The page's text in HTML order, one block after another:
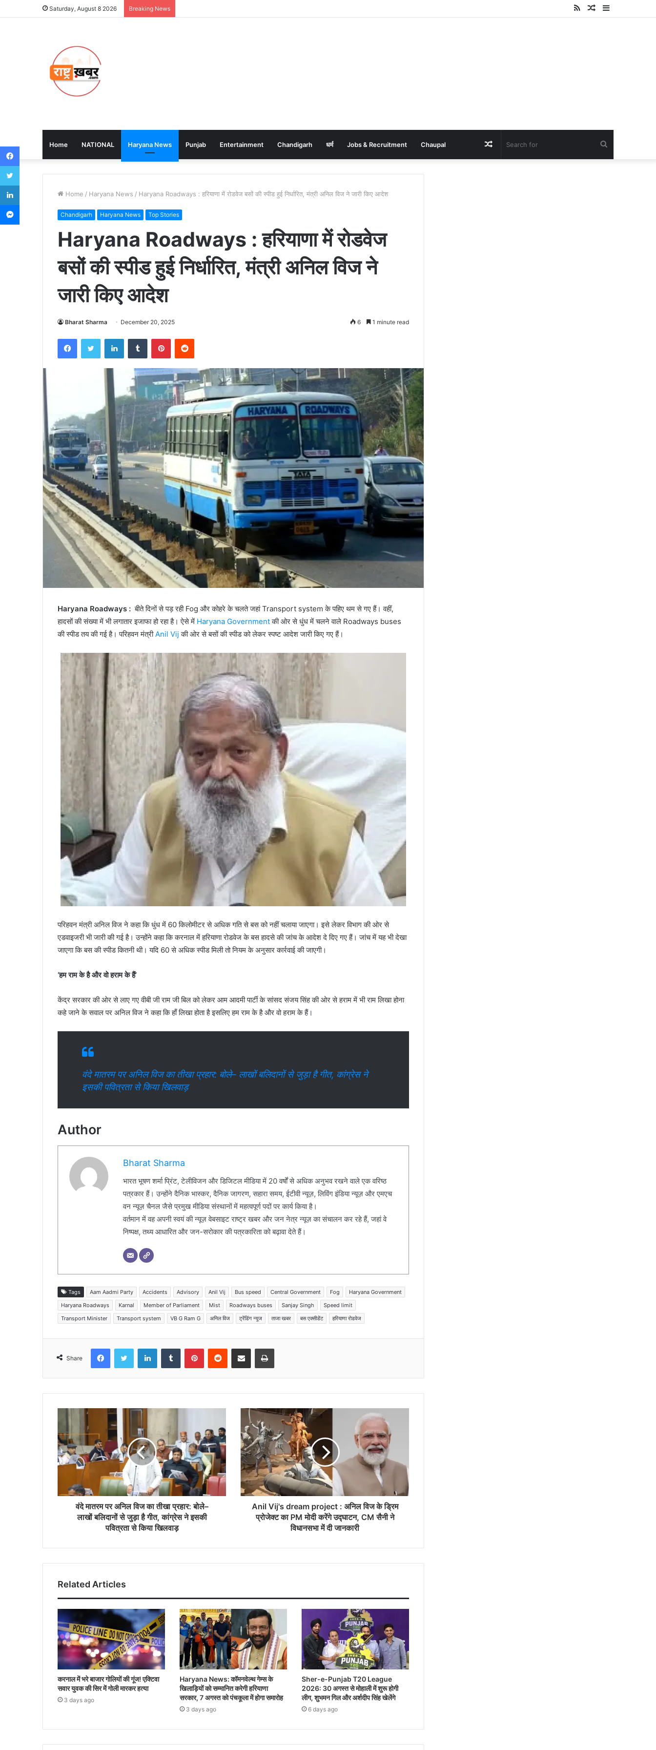
Saturday, August 8 2026 Breaking News
Random
RSS
Home NATIONAL Haryana News Punjab Entertainment Chandigarh धर्म Jobs & Recruitment Chaupal Random
Home / Haryana News / Haryana Roadways : हरियाणा में रोडवेज बसों की स्पीड हुई निर्धारित, मंत्री अनिल विज ने जारी किए आदेश
Chandigarh Haryana News Top Stories
Haryana Roadways : हरियाणा में रोडवेज
बसों की स्पीड हुई निर्धारित, मंत्री अनिल विज ने
जारी किए आदेश
Bharat Sharma December 20, 2025 6 1 minute read
Haryana Roadways : बीते दिनों से पड़ रही Fog और कोहरे के चलते जहां Transport system के पहिए थम से गए हैं। वहीं,
हादसों की संख्या में भी लगातार इजाफा हो रहा है। ऐसे में Haryana Governmentकी ओर से धुंध में चलने वाले Roadways buses
की स्पीड तय की गई है। परिहवन मंत्रीAnil Vij की ओर से बसों की स्पीड को लेकर स्पष्ट आदेश जारी किए गए हैं।
परिहवन मंत्री अनिल विज ने कहा कि धुंध में 60 किलोमीटर से अधिक गति से बस को नहीं चलाया जाएगा। इसे लेकर विभाग की ओर से
एडवाइजरी भी जारी की गई है। उन्होंने कहा कि करनाल में हरियाणा रोडवेज के बस हादसे की जांच के आदेश दे दिए गए हैं। जांच में यह भी देखा
जाएगा कि बस की स्पीड कितनी थी। यदि 60 से अधिक स्पीड मिली तो नियम के अनुसार कार्रवाई की जाएगी।
‘हम राम के है और वो हराम के हैं’
केंद्र सरकार की ओर से लाए गए वीबी जी राम जी बिल को लेकर आम आदमी पार्टी के सांसद संजय सिंह की ओर से हराम में भी राम लिखा होना
कहे जाने के सवाल पर अनिल विज ने कहा कि हाँ लिखा होता है इसलिए हम राम के है और वो हराम के हैं।
वंदे मातरम पर अनिल विज का तीखा प्रहार: बोले– लाखों बलिदानों से जुड़ा है गीत, कांग्रेस ने
इसकी पवित्रता से किया खिलवाड़
Author
Bharat Sharma
भारत भूषण शर्मा प्रिंट, टेलीविजन और डिजिटल मीडिया में 20 वर्षों से अधिक अनुभव रखने वाले एक वरिष्ठ
पत्रकार हैं। उन्होंने दैनिक भास्कर, दैनिक जागरण, सहारा समय, ईटीवी न्यूज़, लिविंग इंडिया न्यूज़ और एमएच
वन न्यूज़ चैनल जैसे प्रमुख मीडिया संस्थानों में महत्वपूर्ण पदों पर कार्य किया है।
वर्तमान में वह अपनी स्वयं की न्यूज़ वेबसाइट राष्ट्र खबर और जन नेत्र न्यूज़ का संचालन कर रहे हैं, जहां वे
निष्पक्ष, तथ्य आधारित और जन-सरोकार की पत्रकारिता को बढ़ावा देते हैं।
Tags Aam Aadmi Party Accidents Advisory Anil Vij Bus speed Central Government Fog
Haryana Government
Haryana Roadways
Karnal Member of Parliament Mist Roadways buses Sanjay Singh
Speed limit
Transport Minister
Transport system VB G Ram G अनिल विज ट्रेंडिंग न्यूज ताजा खबर बस एक्सीडेंट हरियाणा रोडवेज
Share
वंदे मातरम पर अनिल विज का तीखा प्रहार: बोले–
लाखों बलिदानों से जुड़ा है गीत, कांग्रेस ने इसकी
पवित्रता से किया खिलवाड़
Anil Vij's dream project : अनिल विज के ड्रिम
प्रोजेक्ट का PM मोदी करेंगे उद्घाटन, CM सैनी ने
विधानसभा में दी जानकारी
Related Articles
करनाल में भरे बाजार गोलियों की गूंज! एक्टिवा
सवार युवक की सिर में गोली मारकर हत्या
3 days ago
Haryana News: कॉमनवेल्थ गेम्स के
खिलाड़ियों को सम्मानित करेगी हरियाणा
सरकार, 7 अगस्त को पंचकूला में होगा समारोह
3 days ago
Sher-e-Punjab T20 League
2026: 30 अगस्त से मोहाली में शुरू होगी
लीग, शुभमन गिल और अर्शदीप सिंह खेलेंगे
6 days ago